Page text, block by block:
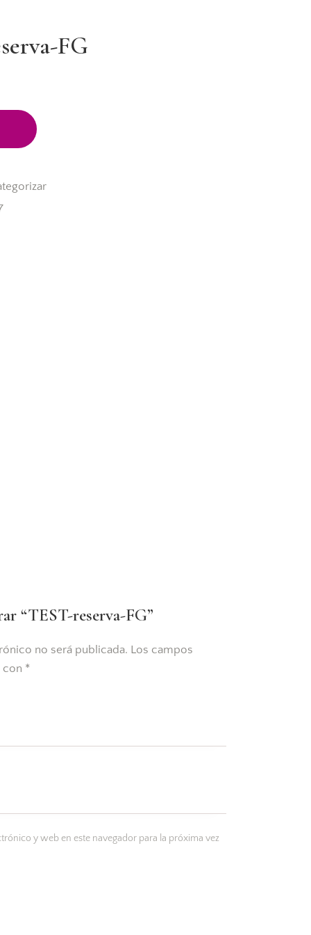
FG
“TEST-reserva-FG”
no será publicada. Los campos
con *
y web en este navegador para la próxima vez